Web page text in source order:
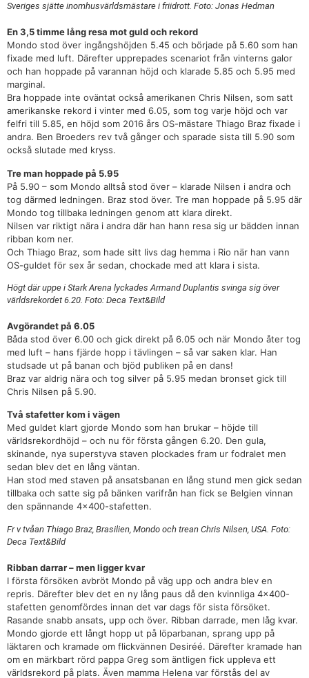
Sveriges sjätte inomhusvärldsmästare i friidrott. Foto: Jonas Hedman
En 3,5 timme lång resa mot guld och rekord
Mondo stod över ingångshöjden 5.45 och började på 5.60 som han
fixade med luft. Därefter upprepades scenariot från vinterns galor
och han hoppade på varannan höjd och klarade 5.85 och 5.95 med
marginal.
Bra hoppade inte oväntat också amerikanen Chris Nilsen, som satt
amerikanske rekord i vinter med 6.05, som tog varje höjd och var
felfri till 5.85, en höjd som 2016 års OS-mästare Thiago Braz fixade i
andra. Ben Broeders rev två gånger och sparade sista till 5.90 som
också slutade med kryss.
Tre man hoppade på 5.95
På 5.90 – som Mondo alltså stod över – klarade Nilsen i andra och
tog därmed ledningen. Braz stod över. Tre man hoppade på 5.95 där
Mondo tog tillbaka ledningen genom att klara direkt.
Nilsen var riktigt nära i andra där han hann resa sig ur bädden innan
ribban kom ner.
Och Thiago Braz, som hade sitt livs dag hemma i Rio när han vann
OS-guldet för sex år sedan, chockade med att klara i sista.
Högt där uppe i Stark Arena lyckades Armand Duplantis svinga sig över
världsrekordet 6.20. Foto: Deca Text&Bild
Avgörandet på 6.05
Båda stod över 6.00 och gick direkt på 6.05 och när Mondo åter tog
med luft – hans fjärde hopp i tävlingen – så var saken klar. Han
studsade ut på banan och bjöd publiken på en dans!
Braz var aldrig nära och tog silver på 5.95 medan bronset gick till
Chris Nilsen på 5.90.
Två stafetter kom i vägen
Med guldet klart gjorde Mondo som han brukar – höjde till
världsrekordhöjd – och nu för första gången 6.20. Den gula,
skinande, nya superstyva staven plockades fram ur fodralet men
sedan blev det en lång väntan.
Han stod med staven på ansatsbanan en lång stund men gick sedan
tillbaka och satte sig på bänken varifrån han fick se Belgien vinnan
den spännande 4×400-stafetten.
Fr v tvåan Thiago Braz, Brasilien, Mondo och trean Chris Nilsen, USA. Foto:
Deca Text&Bild
Ribban darrar – men ligger kvar
I första försöken avbröt Mondo på väg upp och andra blev en
repris. Därefter blev det en ny lång paus då den kvinnliga 4×400-
stafetten genomfördes innan det var dags för sista försöket.
Rasande snabb ansats, upp och över. Ribban darrade, men låg kvar.
Mondo gjorde ett långt hopp ut på löparbanan, sprang upp på
läktaren och kramade om flickvännen Desiréé. Därefter kramade han
om en märkbart rörd pappa Greg som äntligen fick uppleva ett
världsrekord på plats. Även mamma Helena var förstås del av